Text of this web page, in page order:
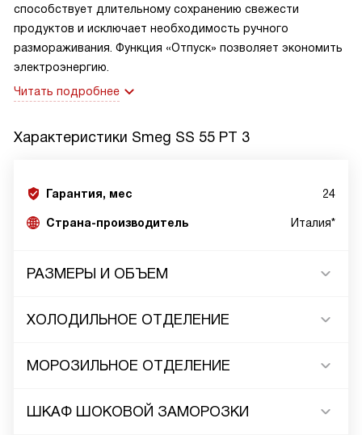
способствует длительному сохранению свежести
продуктов и исключает необходимость ручного
размораживания. Функция «Отпуск» позволяет экономить
электроэнергию.
Читать подробнее
Характеристики Smeg SS 55 PT 3
Гарантия, мес 24
Страна-производитель Италия*
РАЗМЕРЫ И ОБЪЕМ
ХОЛОДИЛЬНОЕ ОТДЕЛЕНИЕ
МОРОЗИЛЬНОЕ ОТДЕЛЕНИЕ
ШКАФ ШОКОВОЙ ЗАМОРОЗКИ